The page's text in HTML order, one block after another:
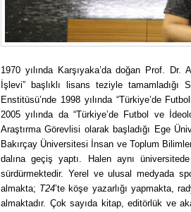
1970 yılında Karşıyaka’da doğan Prof. Dr.
İşlevi” başlıklı lisans teziyle
Enstitüsü’nde 1998 yılında “Türkiye’de
2005 yılında da “Türkiye’de Futbol ve
Araştırma Görevlisi olarak başladığı Ege
Bakırçay Üniversitesi İnsan ve Toplum
dalına geçiş yaptı. Halen aynı
sürdürmektedir. Yerel ve ulusal medyada
almakta; T24’te köşe yazarlığı yapmakta,
almaktadır. Çok sayıda kitap, editörlük ve